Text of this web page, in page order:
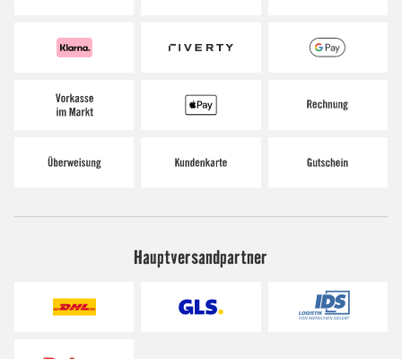
Hauptversandpartner